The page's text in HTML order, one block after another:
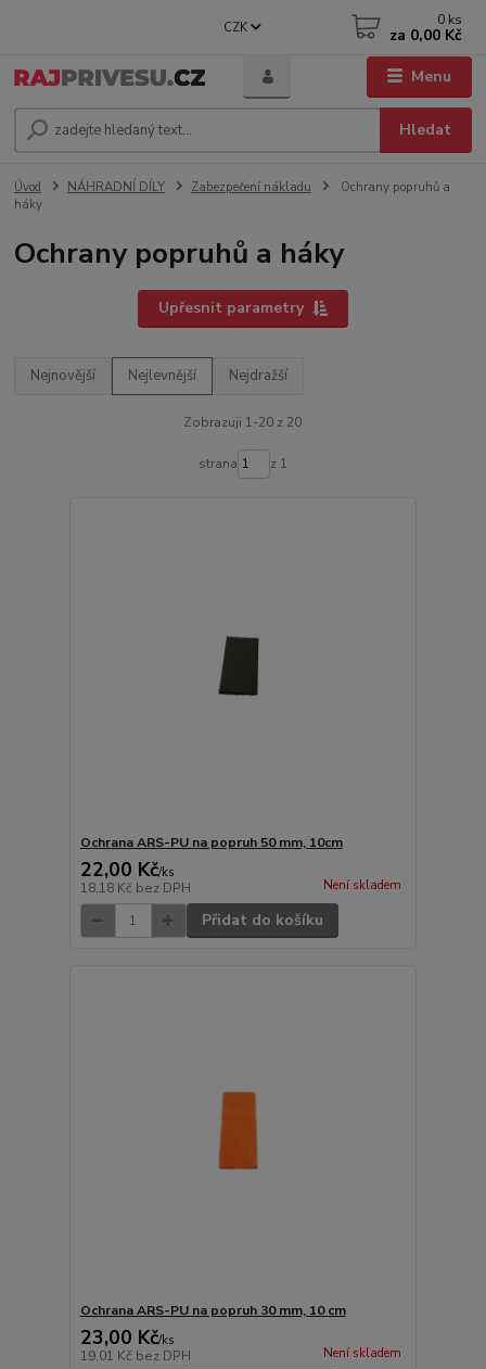
Menu
CZK
Hledat
0 ks
za 0,00 Kč
Úvod NÁHRADNÍ DÍLY Zabezpečení nákladu
Ochrany popruhů a
háky
Ochrany popruhů a háky
Upřesnit parametry
Nejnovější Nejlevnější Nejdražší
Zobrazuji 1-20 z 20
strana z 1
Ochrana ARS-PU na popruh 50 mm, 10cm
22,00 Kč/ks
18,18 Kč bez DPH Není skladem
Přidat do košíku
Ochrana ARS-PU na popruh 30 mm, 10 cm
23,00 Kč/ks
19,01 Kč bez DPH Není skladem